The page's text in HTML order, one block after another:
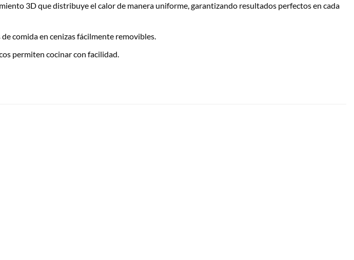
3D que distribuye el calor de manera uniforme, garantizando resultados perfectos en cada
comida en cenizas fácilmente removibles.
permiten cocinar con facilidad.